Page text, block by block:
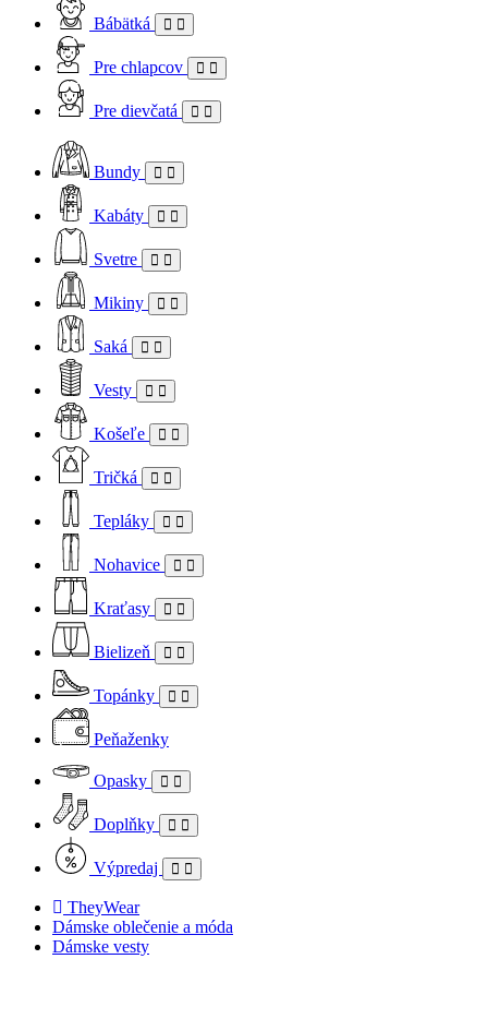
Bábätká
Pre chlapcov
Pre dievčatá
Bundy
Kabáty
Svetre
Mikiny
Saká
Vesty
Košeľe
Tričká
Tepláky
Nohavice
Kraťasy
Bielizeň
Topánky
Peňaženky
Opasky
Doplňky
Výpredaj
TheyWear
Dámske oblečenie a móda
Dámske vesty